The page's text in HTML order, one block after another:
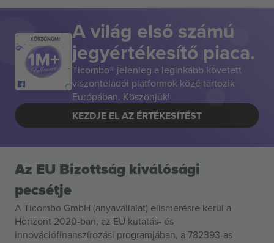
KÖSZÖNÖM! A világ első számú
jegyértékesítő piaca.
Ticombo® jelenleg a leginkább követett
viszonteladói platformok közé tartozik
Európában. Köszönjük!
KEZDJE EL AZ ÉRTÉKESÍTÉST
Az EU Bizottság kiválósági
pecsétje
A Ticombo GmbH (anyavállalat) elismerésre kerül a
Horizont 2020-ban, az EU kutatás- és
innovációfinanszírozási programjában, a 782393-as